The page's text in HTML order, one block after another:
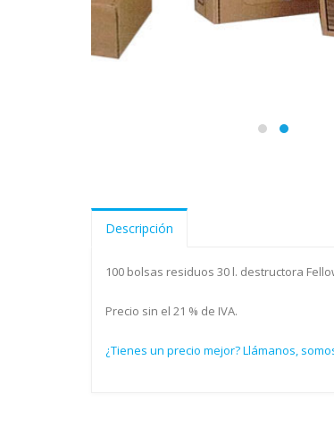
Descripción
100 bolsas residuos 30 l. destructora
Precio sin el 21 % de IVA.
¿Tienes un precio mejor? Llámanos,